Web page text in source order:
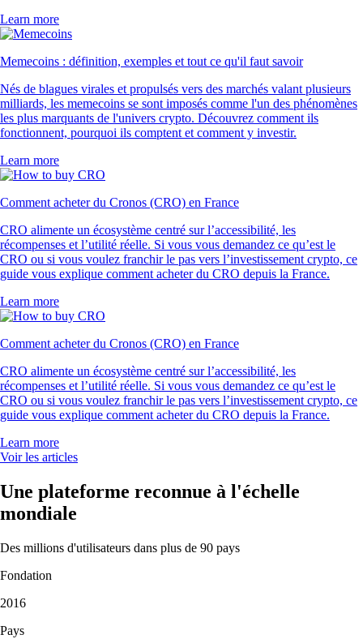
Learn more
Memecoins : définition, exemples et tout ce qu'il faut savoir
Nés de blagues virales et propulsés vers des marchés valant plusieurs
milliards, les memecoins se sont imposés comme l'un des phénomènes
les plus marquants de l'univers crypto. Découvrez comment ils
fonctionnent, pourquoi ils comptent et comment y investir.
Learn more
Comment acheter du Cronos (CRO) en France
CRO alimente un écosystème centré sur l’accessibilité, les
récompenses et l’utilité réelle. Si vous vous demandez ce qu’est le
CRO ou si vous voulez franchir le pas vers l’investissement crypto, ce
guide vous explique comment acheter du CRO depuis la France.
Learn more
Comment acheter du Cronos (CRO) en France
CRO alimente un écosystème centré sur l’accessibilité, les
récompenses et l’utilité réelle. Si vous vous demandez ce qu’est le
CRO ou si vous voulez franchir le pas vers l’investissement crypto, ce
guide vous explique comment acheter du CRO depuis la France.
Learn more
Voir les articles
Une plateforme reconnue à l'échelle
mondiale
Des millions d'utilisateurs dans plus de 90 pays
Fondation
2016
Pays